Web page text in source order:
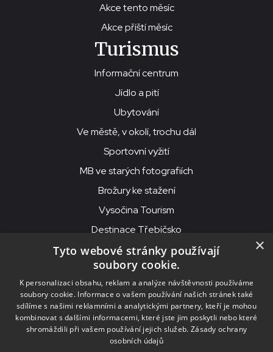
Akce tento měsíc
Akce příští měsíc
Turismus
Informační centrum
Jídlo a pití
Ubytování
Ve městě, v okolí, trochu dál
Sportovní vyžití
MB ve starých fotografiích
Brožury ke stažení
Vysočina Tourism
Destinace Třebíčsko
© 2026MKS Beseda Mor. Budějovice
MKS Beseda, příspěvková organizace, Purcnerova 62, 676 02
Moravské Budějovice
IČO: 00091758, DIČ: CZ00091758, ID datové schránky: chjn2kd
×
Tyto webové stránky používají
soubory cookie.
K personalizaci obsahu, reklam a analýze návštěvnosti používáme
soubory cookie. Informace o vašem používání našich stránek také
sdílíme s našimi reklamními a analytickými partnery, kteří je mohou
kombinovat s dalšími informacemi, které jste jim poskytli nebo které
shromáždili při vašem používání jejich služeb. Zásady ochrany
osobních údajů